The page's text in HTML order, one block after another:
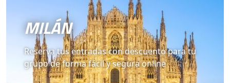
MILÁN
Reserva tus entradas con descuento para tu
grupo de forma fácil y segura online